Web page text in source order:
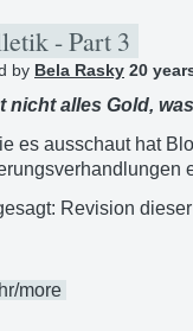
- Part 3
by Bela Rasky 20
nicht alles Gold,
es ausschaut hat
Revision
more